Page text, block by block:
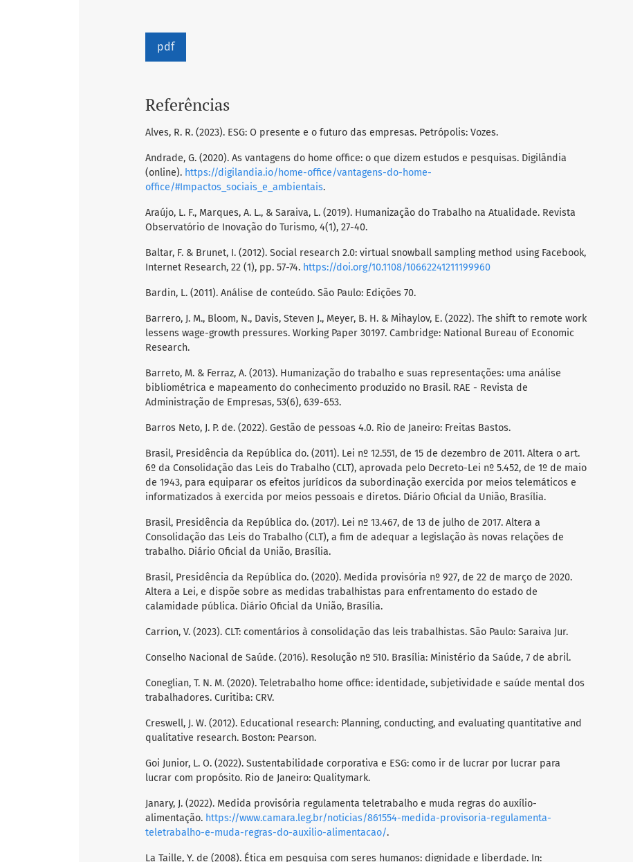
pdf
Referências
Alves, R. R. (2023). ESG: O presente e o futuro das empresas. Petrópolis: Vozes.
Andrade, G. (2020). As vantagens do home office: o que dizem estudos e pesquisas. Digilândia
(online). https://digilandia.io/home-office/vantagens-do-home-
office/#Impactos_sociais_e_ambientais.
Araújo, L. F., Marques, A. L., & Saraiva, L. (2019). Humanização do Trabalho na Atualidade. Revista
Observatório de Inovação do Turismo, 4(1), 27-40.
Baltar, F. & Brunet, I. (2012). Social research 2.0: virtual snowball sampling method using Facebook,
Internet Research, 22 (1), pp. 57-74. https://doi.org/10.1108/10662241211199960
Bardin, L. (2011). Análise de conteúdo. São Paulo: Edições 70.
Barrero, J. M., Bloom, N., Davis, Steven J., Meyer, B. H. & Mihaylov, E. (2022). The shift to remote work
lessens wage-growth pressures. Working Paper 30197. Cambridge: National Bureau of Economic
Research.
Barreto, M. & Ferraz, A. (2013). Humanização do trabalho e suas representações: uma análise
bibliométrica e mapeamento do conhecimento produzido no Brasil. RAE - Revista de
Administração de Empresas, 53(6), 639-653.
Barros Neto, J. P. de. (2022). Gestão de pessoas 4.0. Rio de Janeiro: Freitas Bastos.
Brasil, Presidência da República do. (2011). Lei nº 12.551, de 15 de dezembro de 2011. Altera o art.
6º da Consolidação das Leis do Trabalho (CLT), aprovada pelo Decreto-Lei nº 5.452, de 1º de maio
de 1943, para equiparar os efeitos jurídicos da subordinação exercida por meios telemáticos e
informatizados à exercida por meios pessoais e diretos. Diário Oficial da União, Brasília.
Brasil, Presidência da República do. (2017). Lei nº 13.467, de 13 de julho de 2017. Altera a
Consolidação das Leis do Trabalho (CLT), a fim de adequar a legislação às novas relações de
trabalho. Diário Oficial da União, Brasília.
Brasil, Presidência da República do. (2020). Medida provisória nº 927, de 22 de março de 2020.
Altera a Lei, e dispõe sobre as medidas trabalhistas para enfrentamento do estado de
calamidade pública. Diário Oficial da União, Brasília.
Carrion, V. (2023). CLT: comentários à consolidação das leis trabalhistas. São Paulo: Saraiva Jur.
Conselho Nacional de Saúde. (2016). Resolução nº 510. Brasília: Ministério da Saúde, 7 de abril.
Coneglian, T. N. M. (2020). Teletrabalho home office: identidade, subjetividade e saúde mental dos
trabalhadores. Curitiba: CRV.
Creswell, J. W. (2012). Educational research: Planning, conducting, and evaluating quantitative and
qualitative research. Boston: Pearson.
Goi Junior, L. O. (2022). Sustentabilidade corporativa e ESG: como ir de lucrar por lucrar para
lucrar com propósito. Rio de Janeiro: Qualitymark.
Janary, J. (2022). Medida provisória regulamenta teletrabalho e muda regras do auxílio-
alimentação. https://www.camara.leg.br/noticias/861554-medida-provisoria-regulamenta-
teletrabalho-e-muda-regras-do-auxilio-alimentacao/.
La Taille, Y. de (2008). Ética em pesquisa com seres humanos: dignidade e liberdade. In: